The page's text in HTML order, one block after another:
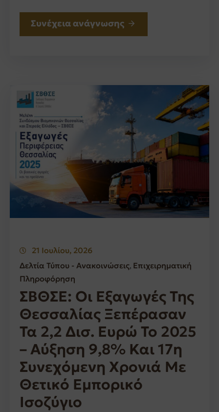
Συνέχεια ανάγνωσης
21 Ιουλίου, 2026
Δελτία Τύπου - Ανακοινώσεις‚ Επιχειρηματική
Πληροφόρηση
ΣΒΘΣΕ: Οι Εξαγωγές Της
Θεσσαλίας Ξεπέρασαν
Τα 2,2 Δισ. Ευρώ Το 2025
– Αύξηση 9,8% Και 17η
Συνεχόμενη Χρονιά Με
Θετικό Εμπορικό
Ισοζύγιο